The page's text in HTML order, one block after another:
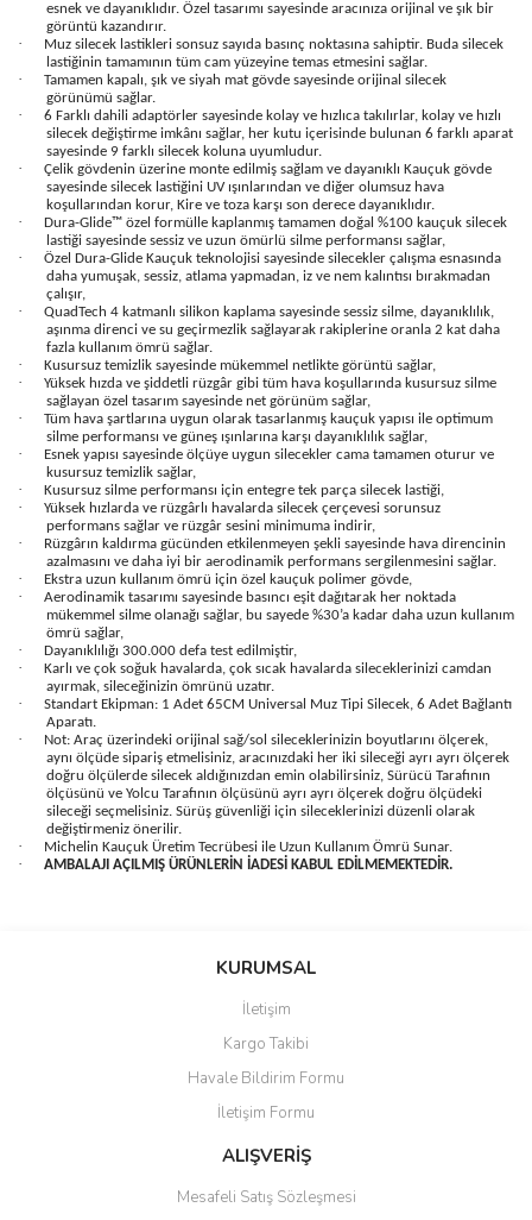
esnek ve dayanıklıdır. Özel tasarımı sayesinde aracınıza orijinal ve şık bir
görüntü kazandırır.
·
Muz silecek lastikleri sonsuz sayıda basınç noktasına sahiptir. Buda silecek
lastiğinin tamamının tüm cam yüzeyine temas etmesini sağlar.
·
Tamamen kapalı, şık ve siyah mat gövde sayesinde orijinal silecek
görünümü sağlar.
·
6 Farklı dahili adaptörler sayesinde kolay ve hızlıca takılırlar, kolay ve hızlı
silecek değiştirme imkânı sağlar, her kutu içerisinde bulunan 6 farklı aparat
sayesinde 9 farklı silecek koluna uyumludur.
·
Çelik gövdenin üzerine monte edilmiş sağlam ve dayanıklı Kauçuk gövde
sayesinde silecek lastiğini UV ışınlarından ve diğer olumsuz hava
koşullarından korur, Kire ve toza karşı son derece dayanıklıdır.
·
Dura-Glide™ özel formülle kaplanmış tamamen doğal %100 kauçuk silecek
lastiği sayesinde sessiz ve uzun ömürlü silme performansı sağlar,
·
Özel Dura-Glide Kauçuk teknolojisi sayesinde silecekler çalışma esnasında
daha yumuşak, sessiz, atlama yapmadan, iz ve nem kalıntısı bırakmadan
çalışır,
·
QuadTech 4 katmanlı silikon kaplama sayesinde sessiz silme, dayanıklılık,
aşınma direnci ve su geçirmezlik sağlayarak rakiplerine oranla 2 kat daha
fazla kullanım ömrü sağlar.
· Kusursuz temizlik sayesinde mükemmel netlikte görüntü sağlar,
·
Yüksek hızda ve şiddetli rüzgâr gibi tüm hava koşullarında kusursuz silme
sağlayan özel tasarım sayesinde net görünüm sağlar,
·
Tüm hava şartlarına uygun olarak tasarlanmış kauçuk yapısı ile optimum
silme performansı ve güneş ışınlarına karşı dayanıklılık sağlar,
·
Esnek yapısı sayesinde ölçüye uygun silecekler cama tamamen oturur ve
kusursuz temizlik sağlar,
· Kusursuz silme performansı için entegre tek parça silecek lastiği,
·
Yüksek hızlarda ve rüzgârlı havalarda silecek çerçevesi sorunsuz
performans sağlar ve rüzgâr sesini minimuma indirir,
·
Rüzgârın kaldırma gücünden etkilenmeyen şekli sayesinde hava direncinin
azalmasını ve daha iyi bir aerodinamik performans sergilenmesini sağlar.
· Ekstra uzun kullanım ömrü için özel kauçuk polimer gövde,
·
Aerodinamik tasarımı sayesinde basıncı eşit dağıtarak her noktada
mükemmel silme olanağı sağlar, bu sayede %30’a kadar daha uzun kullanım
ömrü sağlar,
· Dayanıklılığı 300.000 defa test edilmiştir,
·
Karlı ve çok soğuk havalarda, çok sıcak havalarda sileceklerinizi camdan
ayırmak, sileceğinizin ömrünü uzatır.
·
Standart Ekipman: 1 Adet 65CM Universal Muz Tipi Silecek, 6 Adet Bağlantı
Aparatı.
·
Not: Araç üzerindeki orijinal sağ/sol sileceklerinizin boyutlarını ölçerek,
aynı ölçüde sipariş etmelisiniz, aracınızdaki her iki sileceği ayrı ayrı ölçerek
doğru ölçülerde silecek aldığınızdan emin olabilirsiniz, Sürücü Tarafının
ölçüsünü ve Yolcu Tarafının ölçüsünü ayrı ayrı ölçerek doğru ölçüdeki
sileceği seçmelisiniz. Sürüş güvenliği için sileceklerinizi düzenli olarak
değiştirmeniz önerilir.
· Michelin Kauçuk Üretim Tecrübesi ile Uzun Kullanım Ömrü Sunar.
· AMBALAJI AÇILMIŞ ÜRÜNLERİN İADESİ KABUL EDİLMEMEKTEDİR.
Bu ürüne ilk yorumu siz yapın!
Ürün resmi kalitesiz, bozuk veya görüntülenemiyor.
Ürün açıklamasında eksik bilgiler bulunuyor.
Ürün bilgilerinde hatalar bulunuyor.
Ürün fiyatı diğer sitelerden daha pahalı.
KURUMSAL
İletişim
Kargo Takibi
Havale Bildirim Formu
İletişim Formu
ALIŞVERİŞ
Mesafeli Satış Sözleşmesi